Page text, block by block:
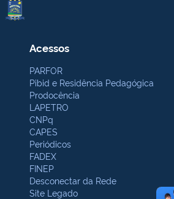
Acessos
PARFOR
Pibid e Residência Pedagógica
Prodocência
LAPETRO
CNPq
CAPES
Periódicos
FADEX
FINEP
Desconectar da Rede
Site Legado